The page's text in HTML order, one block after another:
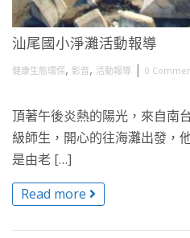
汕尾國小淨灘活動報導
健康生態環保, 影音, 活動報導 | 0
頂著午後炎熱的陽光，來自南
級師生，開心的往海灘出發，
是由老 […]
Read more